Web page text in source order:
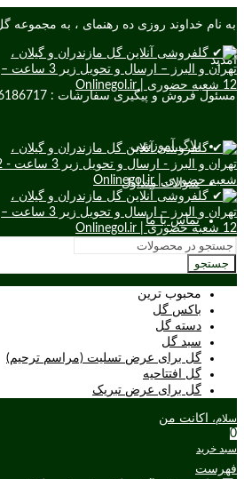
به نام خداوند روزی ده رهنمای ، به مجموعه
آمدید
مسئول فروش و پیگیری سفارشات : 09386186717
بلاگ آموزشی
سوالات متداول
تماس با ما
جستجو
محبوب ترین
باکس گل
دسته گل
سبد گل
گل برای عرض تسلیت (مراسم ترحیم)
گل افتتاحیه
گل برای عرض تبریک
سلام،
اکانت من
0
سبد خرید
فهرست